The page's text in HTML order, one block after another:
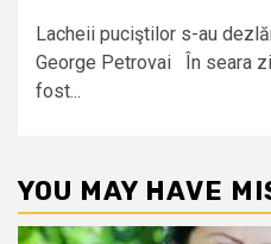
Lacheii puciştilor s-au
George Petrovai În seara
fost...
YOU MAY HAVE